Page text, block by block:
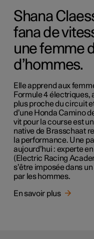
Shana
fana de
une femme
d’hommes.
Elle apprend aux
Formule 4 électriques,
plus proche du circuit
d’une Honda Camino
vit pour la course est
native de Brasschaat
la performance. Une
aujourd’hui : experte
(Electric Racing
s’être imposée dans
par les hommes.
En savoir plus